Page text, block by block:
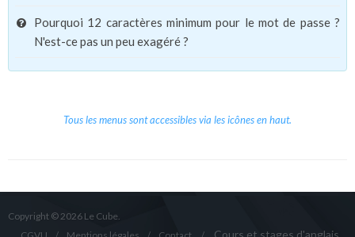
Pourquoi 12 caractères minimum pour le mot de passe ?
N'est-ce pas un peu exagéré ?
Tous les menus sont accessibles via les icônes en haut.
Copyright © 2026 Le Cube.
Cours et stages d'anglais